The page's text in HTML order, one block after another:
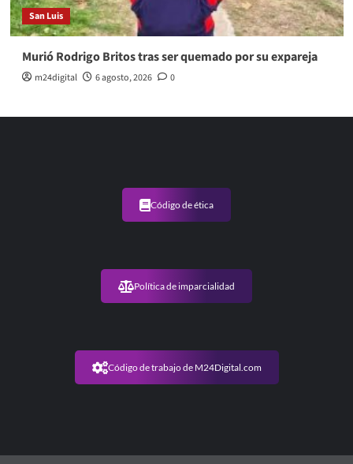
San Luis
Murió Rodrigo Britos tras ser quemado por su expareja
m24digital 6 agosto, 2026 0
Código de ética
Política de imparcialidad
Código de trabajo de M24Digital.com